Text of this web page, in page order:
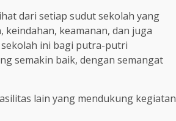
dari setiap sudut sekolah yang
keamanan, dan juga
ini bagi putra-putri
semakin baik, dengan semangat
lain yang mendukung kegiatan